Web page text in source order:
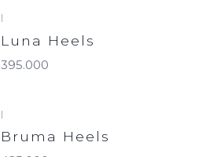
|
Luna Heels
395.000
|
Bruma Heels